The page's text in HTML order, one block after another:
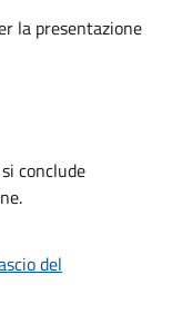
la presentazione
conclude
del